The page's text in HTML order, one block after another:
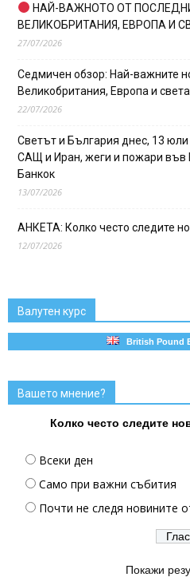
НАЙ-ВАЖНОТО ОТ
ВЕЛИКОБРИТАНИЯ, ЕВРОПА И
27/07/2026
Седмичен обзор: Най-важните
Великобритания, Европа и
22/07/2026
Светът и България днес, 13
САЩ и Иран, жеги и пожари във
Банкок
13/07/2026
АНКЕТА: Колко често следите
12/07/2026
Валутен курс
British Pound
Вашето мнение?
Колко често следите
Всеки ден
Само при важни събития
Почти не следя новините
Покажи